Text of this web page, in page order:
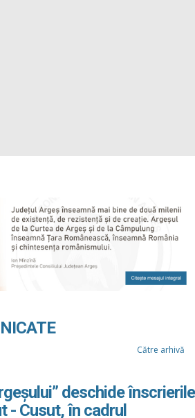
Către arhivă
deschide înscrierile
- Cusut, în cadrul